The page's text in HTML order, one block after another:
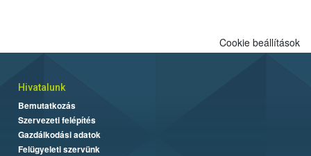
Cookie beállítások
Hivatalunk
Bemutatkozás
Szervezeti felépítés
Gazdálkodási adatok
Felügyeleti szervünk